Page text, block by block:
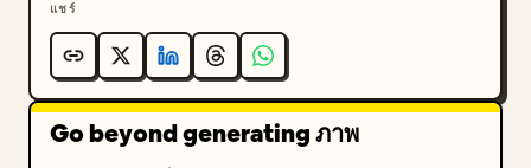
ผิวที่ซับซ้อน แฟชั่นที่แสดงอารมณ์ การไล่เฉดสีน้ำตาลและ
สีอำพันที่อบอุ่น ความลึกแบบภาพยนตร์ที่นุ่มนวล และความ
สวยงามของภาพประกอบที่พร้อมจะเป็นไวรัลบนโซเชียลมี
เดีย
แชร์
Go beyond generating ภาพ